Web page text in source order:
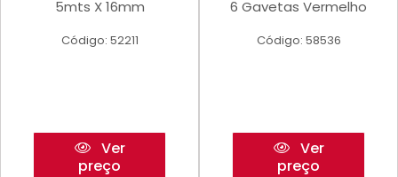
5mts X 16mm
Código: 52211
Ver
preço
6 Gavetas Vermelho
Código: 58536
Ver
preço